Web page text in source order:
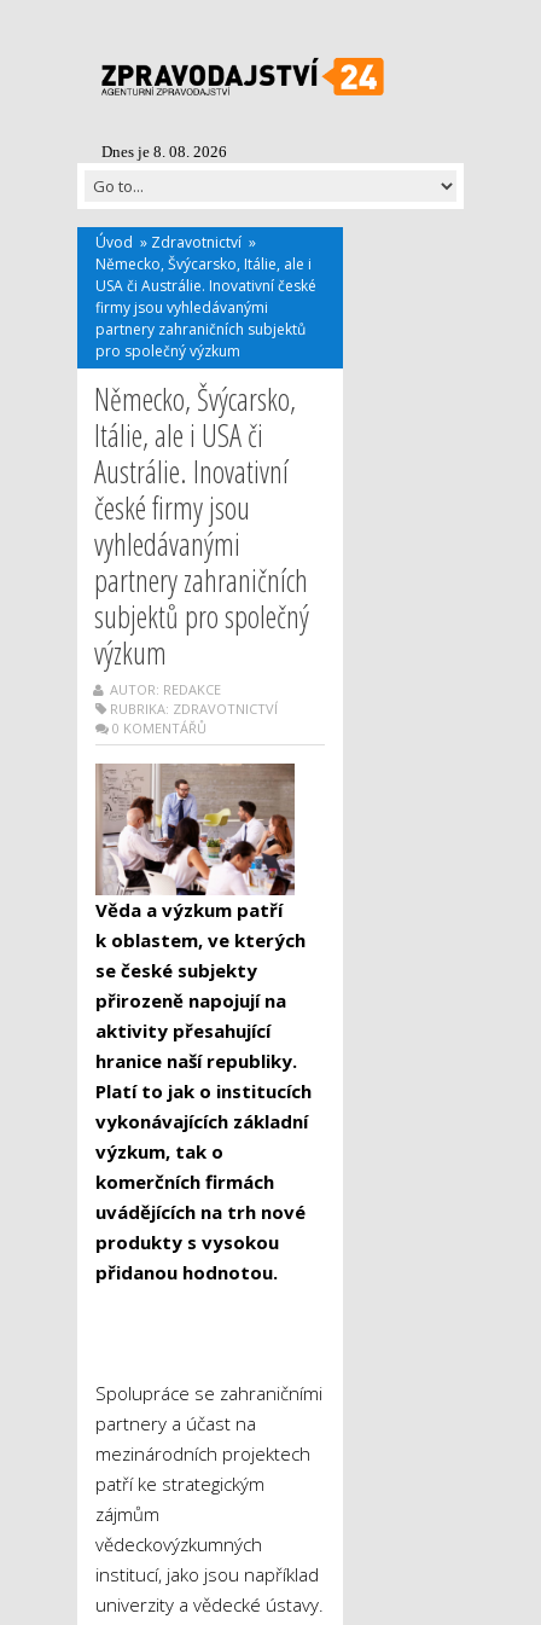
Dnes je 8. 08. 2026
Úvod » Zdravotnictví »
Německo, Švýcarsko, Itálie, ale i
USA či Austrálie. Inovativní české
firmy jsou vyhledávanými
partnery zahraničních subjektů
pro společný výzkum
Německo, Švýcarsko,
Itálie, ale i USA či
Austrálie. Inovativní
české firmy jsou
vyhledávanými
partnery zahraničních
subjektů pro společný
výzkum
AUTOR: REDAKCE
RUBRIKA: ZDRAVOTNICTVÍ
0 KOMENTÁŘŮ
Věda a výzkum patří
k oblastem, ve kterých
se české subjekty
přirozeně napojují na
aktivity přesahující
hranice naší republiky.
Platí to jak o institucích
vykonávajících základní
výzkum, tak o
komerčních firmách
uvádějících na trh nové
produkty s vysokou
přidanou hodnotou.
Spolupráce se zahraničními
partnery a účast na
mezinárodních projektech
patří ke strategickým
zájmům
vědeckovýzkumných
institucí, jako jsou například
univerzity a vědecké ústavy.